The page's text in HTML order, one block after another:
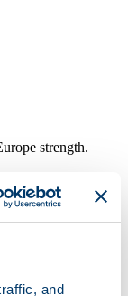
and
strength.
oriented
quote flow.